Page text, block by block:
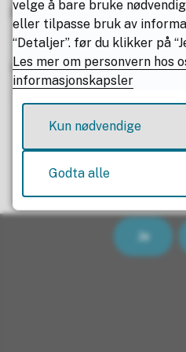
jobbes med å se på flere
Publisert 02.04.2020 14.13 Sist
Ja
velge å bare bruke
eller tilpasse bruk av
“Detaljer”. før du klikker på
Les mer om personvern hos
informasjonskapsler
Kun nødvendige
Godta alle